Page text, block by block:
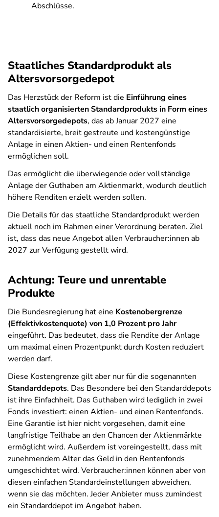
Abschlüsse.
Staatliches Standardprodukt als
Altersvorsorgedepot
Das Herzstück der Reform ist die Einführung eines
staatlich organisierten Standardprodukts in Form eines
Altersvorsorgedepots, das ab Januar 2027 eine
standardisierte, breit gestreute und kostengünstige
Anlage in einen Aktien- und einen Rentenfonds
ermöglichen soll.
Das ermöglicht die überwiegende oder vollständige
Anlage der Guthaben am Aktienmarkt, wodurch deutlich
höhere Renditen erzielt werden sollen.
Die Details für das staatliche Standardprodukt werden
aktuell noch im Rahmen einer Verordnung beraten. Ziel
ist, dass das neue Angebot allen Verbraucher:innen ab
2027 zur Verfügung gestellt wird.
Achtung: Teure und unrentable
Produkte
Die Bundesregierung hat eine Kostenobergrenze
(Effektivkostenquote) von 1,0 Prozent pro Jahr
eingeführt. Das bedeutet, dass die Rendite der Anlage
um maximal einen Prozentpunkt durch Kosten reduziert
werden darf.
Diese Kostengrenze gilt aber nur für die sogenannten
Standarddepots. Das Besondere bei den Standarddepots
ist ihre Einfachheit. Das Guthaben wird lediglich in zwei
Fonds investiert: einen Aktien- und einen Rentenfonds.
Eine Garantie ist hier nicht vorgesehen, damit eine
langfristige Teilhabe an den Chancen der Aktienmärkte
ermöglicht wird. Außerdem ist voreingestellt, dass mit
zunehmendem Alter das Geld in den Rentenfonds
umgeschichtet wird. Verbraucher:innen können aber von
diesen einfachen Standardeinstellungen abweichen,
wenn sie das möchten. Jeder Anbieter muss zumindest
ein Standarddepot im Angebot haben.